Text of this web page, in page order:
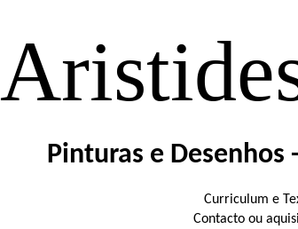
Pinturas e Desenhos
Curriculum e
Contacto ou